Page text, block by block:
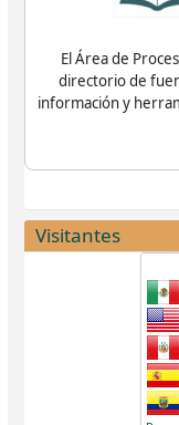
El Área de
directorio de
información y
Visitantes